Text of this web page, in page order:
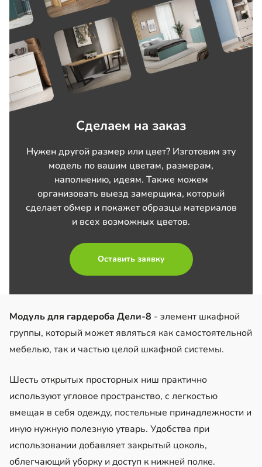
Сделаем на заказ
Нужен другой размер или цвет? Изготовим эту
модель по вашим цветам, размерам,
наполнению, идеям. Также можем
организовать выезд замерщика, который
сделает обмер и покажет образцы материалов
и всех возможных цветов.
Оставить заявку
Модуль для гардероба Дели-8 - элемент шкафной
группы, который может являться как самостоятельной
мебелью, так и частью целой шкафной системы.
Шесть открытых просторных ниш практично
используют угловое пространство, с легкостью
вмещая в себя одежду, постельные принадлежности и
иную нужную полезную утварь. Удобства при
использовании добавляет закрытый цоколь,
облегчающий уборку и доступ к нижней полке.